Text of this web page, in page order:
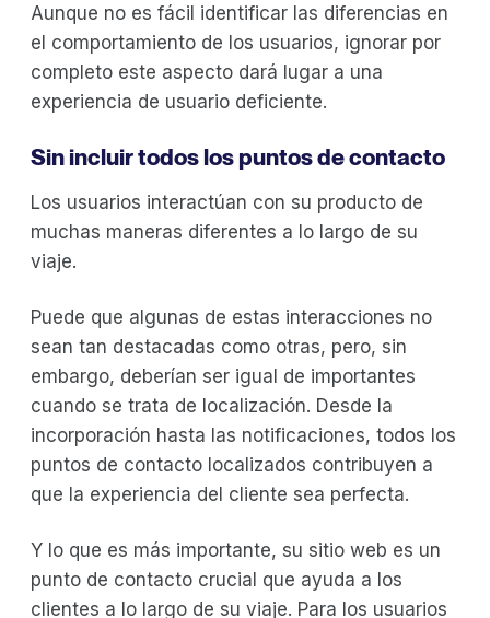
Aunque no es fácil identificar las diferencias en
el comportamiento de los usuarios, ignorar por
completo este aspecto dará lugar a una
experiencia de usuario deficiente.
Sin incluir todos los puntos de contacto
Los usuarios interactúan con su producto de
muchas maneras diferentes a lo largo de su
viaje.
Puede que algunas de estas interacciones no
sean tan destacadas como otras, pero, sin
embargo, deberían ser igual de importantes
cuando se trata de localización. Desde la
incorporación hasta las notificaciones, todos los
puntos de contacto localizados contribuyen a
que la experiencia del cliente sea perfecta.
Y lo que es más importante, su sitio web es un
punto de contacto crucial que ayuda a los
clientes a lo largo de su viaje. Para los usuarios